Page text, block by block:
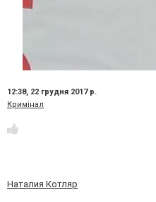
12:38, 22 грудня 2017 р.
Кримінал
Наталия Котляр